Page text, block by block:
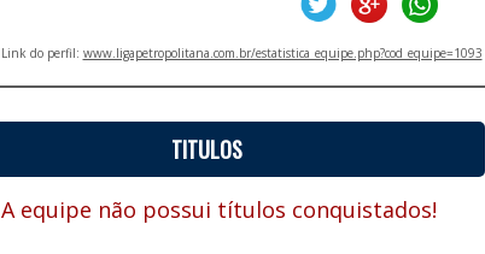
Link do perfil: www.ligapetropolitana.com.br/estatistica_equipe.php?cod_equipe=1093
TITULOS
A equipe não possui títulos conquistados!